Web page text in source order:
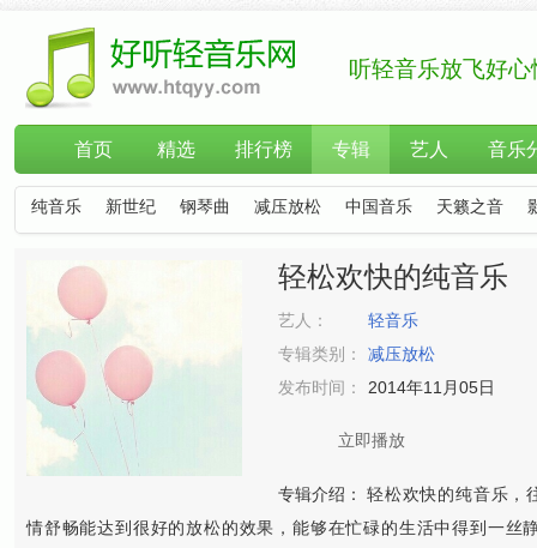
听轻音乐放飞好心
首页 精选 排行榜 专辑 艺人 音乐
纯音乐 新世纪 钢琴曲 减压放松 中国音乐 天籁之音
轻松欢快的纯音乐
艺人：
轻音乐
专辑类别：
减压放松
发布时间：
2014年11月05日
立即播放
专辑介绍： 轻松欢快的纯音乐，
情舒畅能达到很好的放松的效果，能够在忙碌的生活中得到一丝